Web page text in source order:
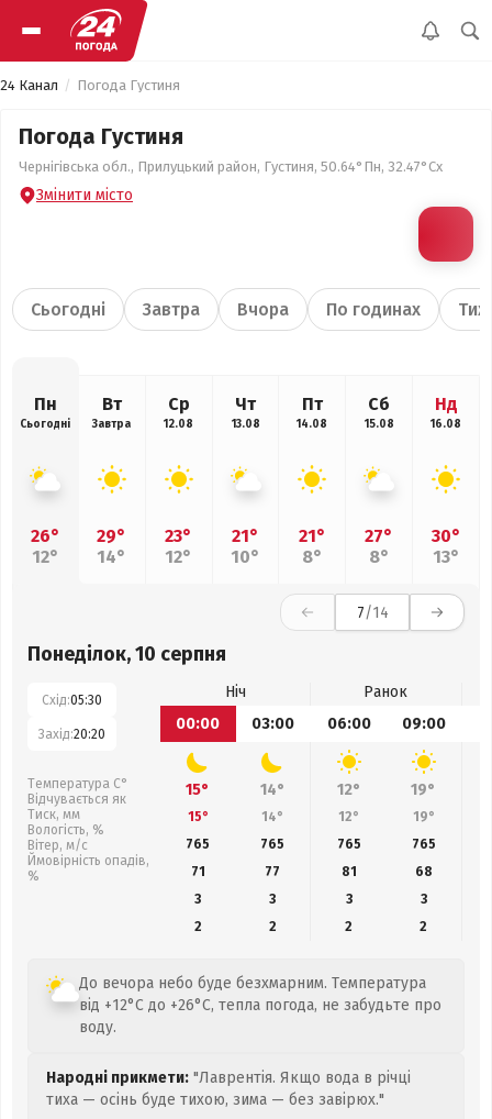
24 Канал Погода Густиня
Погода Густиня
Чернігівська обл., Прилуцький район, Густиня, 50.64°Пн, 32.47°Сх
Змінити місто
Сьогодні Завтра Вчора По годинах
Пн
Сьогодні
26°
12°
Вт
Завтра
29°
14°
Ср
12.08
23°
12°
Чт
13.08
21°
10°
Пт
14.08
21°
8°
Сб
15.08
27°
8°
Нд
16.08
30°
13°
7/14
Понеділок, 10 серпня
Схід:05:30
Захід:20:20
Температура С°
Відчувається як
Тиск, мм
Вологість, %
Вітер, м/с
Ймовірність опадів,
%
Ніч
Ранок
00:00
03:00 06:00 09:00
15° 14° 12° 19°
15° 14° 12° 19°
765
765 765 765
71
77 81 68
3
3 3
3
2
2 2 2
До вечора небо буде безхмарним. Температура
від +12°C до +26°C, тепла погода, не забудьте про
воду.
Народні прикмети: "Лаврентія. Якщо вода в річці
тиха — осінь буде тихою, зима — без завірюх."